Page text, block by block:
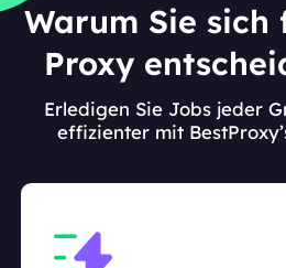
Warum Sie sich
Proxy
Erledigen Sie Jobs jeder
effizienter mit